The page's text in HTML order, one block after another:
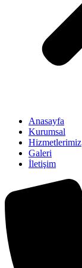
Anasayfa
Kurumsal
Hizmetlerimiz
Galeri
İletişim